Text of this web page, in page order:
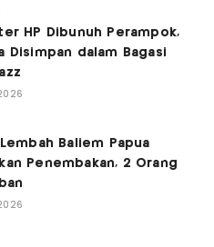
HP Dibunuh Perampok,
Disimpan dalam Bagasi
Baliem Papua
Penembakan, 2 Orang